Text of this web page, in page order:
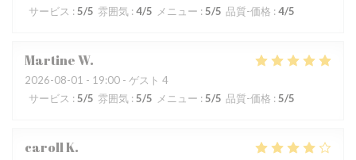
サービス : 5/5 雰囲気 : 4/5 メニュー : 5/5 品質-価格 : 4/5
MartineW
2026-08-01 - 19:00 - ゲスト 4
サービス : 5/5 雰囲気 : 5/5 メニュー : 5/5 品質-価格 : 5/5
carollK